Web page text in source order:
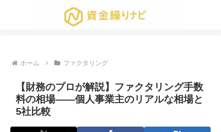
ホーム ファクタリング
【財務のプロが解説】ファクタリング手数
料の相場——個人事業主のリアルな相場と
5社比較